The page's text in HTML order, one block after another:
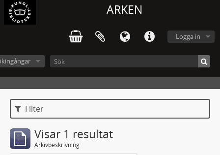
ARKEN
Logga in
Filter
Visar 1 resultat
Arkivbeskrivning